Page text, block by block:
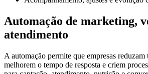
Automação de marketing,
atendimento
A automação permite que empresas reduzam
melhorem o tempo de resposta e criem